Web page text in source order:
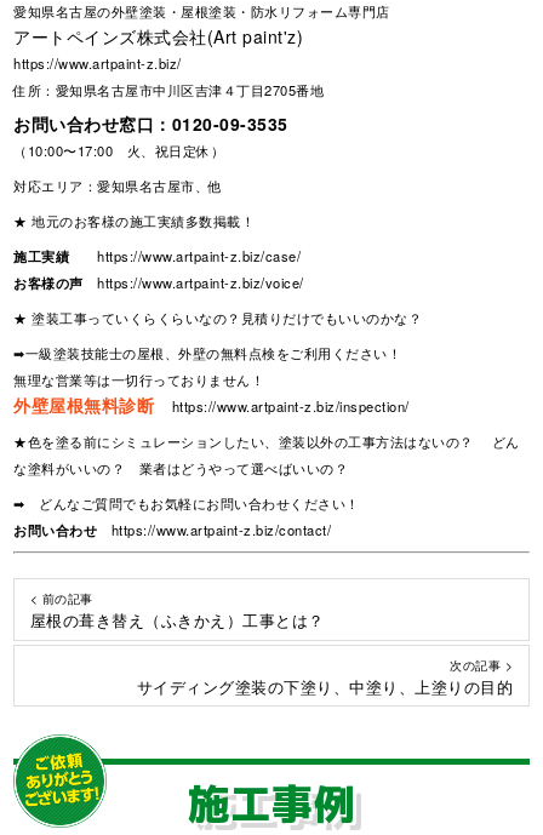
愛知県名古屋の外壁塗装・屋根塗装・防水リフォーム専門店
アートペインズ株式会社(Art paint'z)
https://www.artpaint-z.biz/
住所：愛知県名古屋市中川区吉津４丁目2705番地
お問い合わせ窓口： 0120-09-3535
（10:00〜17:00 火、祝日定休）
対応エリア：愛知県名古屋市、他
★ 地元のお客様の施工実績多数掲載！
施工実績
https://www.artpaint-z.biz/case/
お客様の声
https://www.artpaint-z.biz/voice/
★ 塗装工事っていくらくらいなの？見積りだけでもいいのかな？
➡一級塗装技能士の屋根、外壁の無料点検をご利用ください！
無理な営業等は一切行っておりません！
外壁屋根無料診断
https://www.artpaint-z.biz/inspection/
★色を塗る前にシミュレーションしたい、塗装以外の工事方法はないの？ どん
な塗料がいいの？ 業者はどうやって選べばいいの？
➡ どんなご質問でもお気軽にお問い合わせください！
お問い合わせ
https://www.artpaint-z.biz/contact/
< 前の記事
屋根の葺き替え（ふきかえ）工事とは？
次の記事 >
サイディング塗装の下塗り、中塗り、上塗りの目的
施工事例